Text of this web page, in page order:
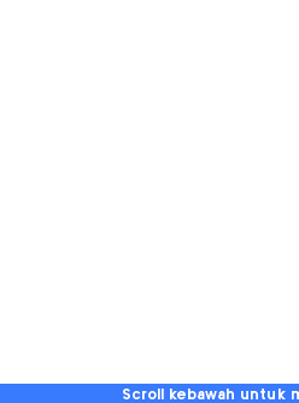
Scroll kebawah untuk